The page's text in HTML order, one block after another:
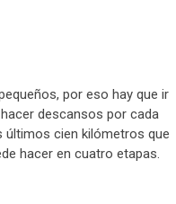
por eso hay que ir
descansos por cada
últimos cien kilómetros que
hacer en cuatro etapas.